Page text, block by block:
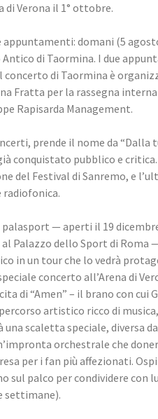
di Verona il 1° ottobre.
appuntamenti: domani (5
di Taormina. I due
concerto di Taormina è
Fratta per la rassegna
Rapisarda Management.
prende il nome da “Dalla
conquistato pubblico e critica.
del Festival di Sanremo, e
palasport — aperti il 19
al Palazzo dello Sport di
in un tour che lo vedrà
concerto all’Arena di
di “Amen” – il brano con cui
artistico ricco di
scaletta speciale, diversa
orchestrale che
per i fan più affezionati.
sul palco per condividere
settimane).